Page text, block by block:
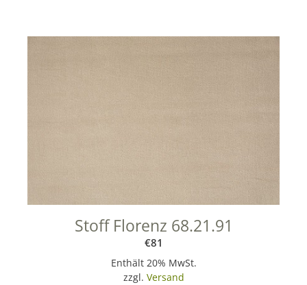
Stoff Florenz 68.21.91
€81
Enthält 20% MwSt.
zzgl. Versand